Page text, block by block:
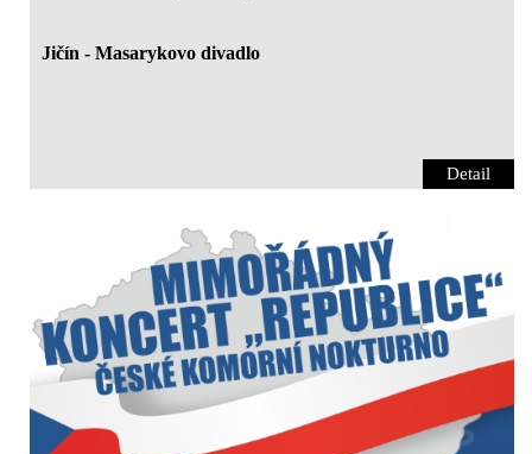
Jičín - Masarykovo divadlo
Detail